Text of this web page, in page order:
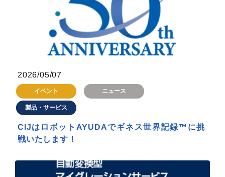
CIJはロボットAYUDAでギネス世界記録™に挑
戦いたします！
2026/05/07
イベント ニュース
製品・サービス